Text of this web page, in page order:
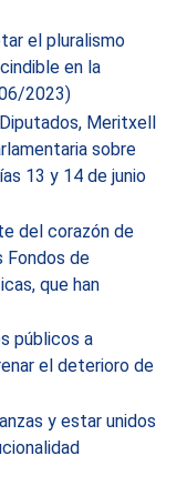
el pluralismo
en la
2023)
Meritxell
sobre
13 y 14 de junio
del corazón de
Fondos de
que han
públicos a
el deterioro de
y estar unidos